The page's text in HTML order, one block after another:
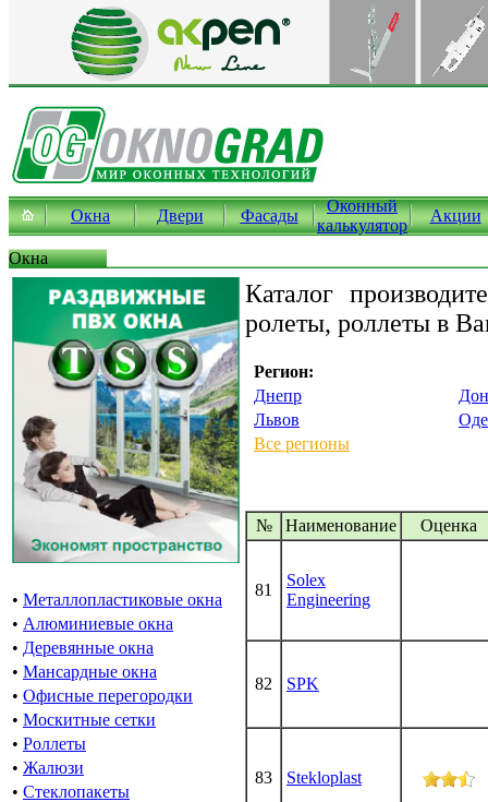
Окна Двери Фасады
Оконный
калькулятор
Акции
Окна
• Металлопластиковые окна
• Алюминиевые окна
• Деревянные окна
• Мансардные окна
• Офисные перегородки
• Москитные сетки
• Роллеты
• Жалюзи
• Стеклопакеты
Каталог
ролеты, роллеты в
Регион:
Днепр
Львов
Все регионы
№ Наименование Oценка
81
Solex
Engineering
82 SPK
83 Stekloplast